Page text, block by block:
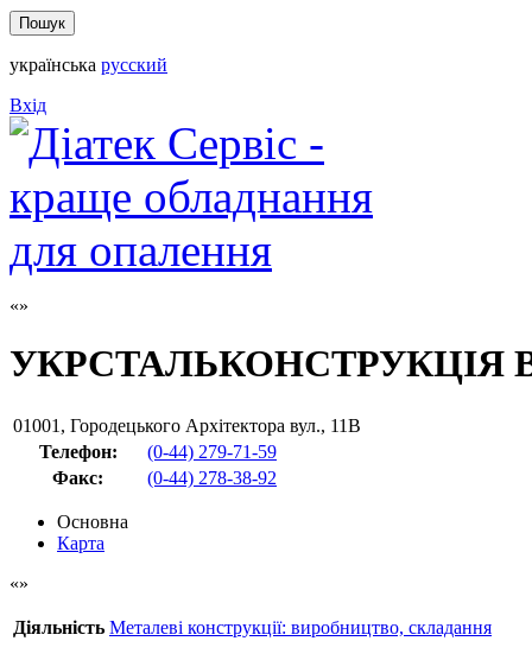
українська русский
Вхід
УКРСТАЛЬКОНСТРУКЦІЯ
01001 , Городецького Архітектора вул., 11В
Телефон:
(0-44) 279-71-59
Факс: (0-44) 278-38-92
Основна
Карта
Діяльність Металеві конструкції: виробництво, складання